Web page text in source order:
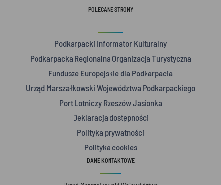
POLECANE STRONY
Podkarpacki Informator Kulturalny
Podkarpacka Regionalna Organizacja Turystyczna
Fundusze Europejskie dla Podkarpacia
Urząd Marszałkowski Województwa Podkarpackiego
Port Lotniczy Rzeszów Jasionka
Deklaracja dostępności
Polityka prywatności
Polityka cookies
DANE KONTAKTOWE